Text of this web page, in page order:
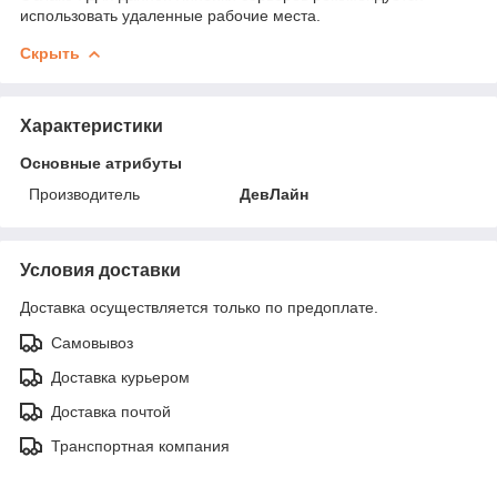
использовать удаленные рабочие места.
Скрыть
Характеристики
Основные атрибуты
Производитель
ДевЛайн
Условия доставки
Доставка осуществляется только по предоплате.
Самовывоз
Доставка курьером
Доставка почтой
Транспортная компания